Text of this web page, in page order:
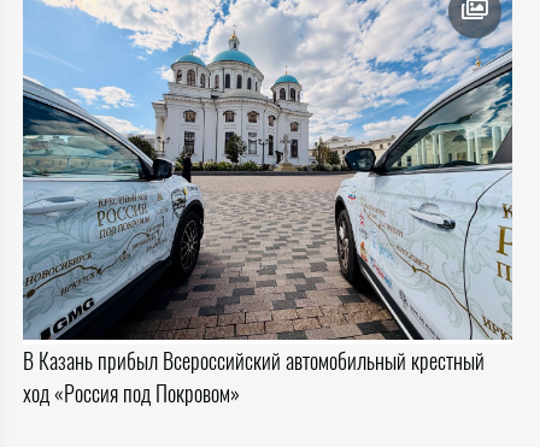
В Казань прибыл Всероссийский автомобильный крестный
ход «Россия под Покровом»